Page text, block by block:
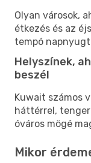
Olyan városok,
étkezés és az
tempó
Helyszínek,
beszél
Kuwait számos
háttérrel,
óváros mögé
Mikor